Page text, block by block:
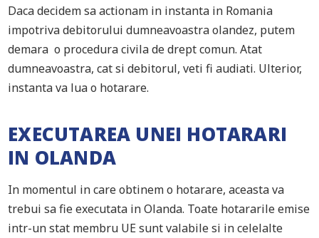
Daca decidem sa actionam in instanta in Romania
impotriva debitorului dumneavoastra olandez, putem
demara o procedura civila de drept comun. Atat
dumneavoastra, cat si debitorul, veti fi audiati. Ulterior,
instanta va lua o hotarare.
EXECUTAREA UNEI HOTARARI
IN OLANDA
In momentul in care obtinem o hotarare, aceasta va
trebui sa fie executata in Olanda. Toate hotararile emise
intr-un stat membru UE sunt valabile si in celelalte